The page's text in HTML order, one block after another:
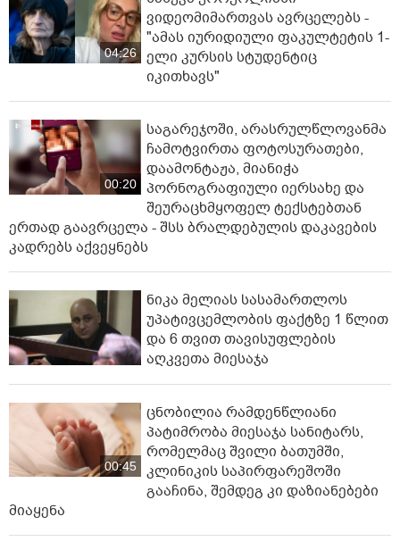
04:26
ვიდეომიმართვას ავრცელებს -
"ამას იურიდიული ფაკულტეტის 1-
ელი კურსის სტუდენტიც
იკითხავს"
00:20
საგარეჯოში, არასრულწლოვანმა
ჩამოტვირთა ფოტოსურათები,
დაამონტაჟა, მიანიჭა
პორნოგრაფიული იერსახე და
შეურაცხმყოფელ ტექსტებთან
ერთად გაავრცელა - შსს ბრალდებულის დაკავების
კადრებს აქვეყნებს
ნიკა მელიას სასამართლოს
უპატივცემლობის ფაქტზე 1 წლით
და 6 თვით თავისუფლების
აღკვეთა მიესაჯა
00:45
ცნობილია რამდენწლიანი
პატიმრობა მიესაჯა სანიტარს,
რომელმაც შვილი ბათუმში,
კლინიკის საპირფარეშოში
გააჩინა, შემდეგ კი დაზიანებები
მიაყენა